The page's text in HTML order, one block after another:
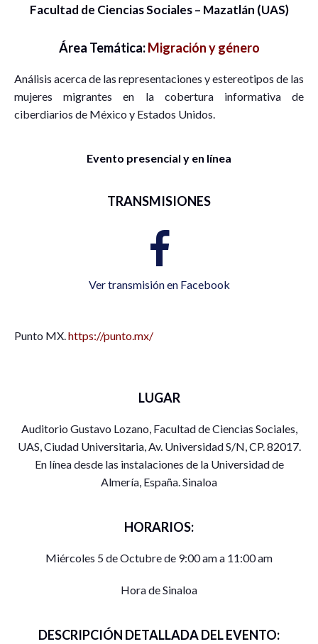
Facultad de Ciencias Sociales – Mazatlán (UAS)
Área Temática:Migración y género
Análisis acerca de las representaciones y estereotipos de las
mujeres migrantes en la cobertura informativa de
ciberdiarios de México y Estados Unidos.
Evento presencial y en línea
TRANSMISIONES
Ver transmisión en Facebook
Punto MX.https://punto.mx/
LUGAR
Auditorio Gustavo Lozano, Facultad de Ciencias Sociales,
UAS, Ciudad Universitaria, Av. Universidad S/N, CP. 82017.
En línea desde las instalaciones de la Universidad de
Almería, España. Sinaloa
HORARIOS:
Miércoles 5 de Octubre de 9:00 am a 11:00 am
Hora de Sinaloa
DESCRIPCIÓN DETALLADA DEL EVENTO: